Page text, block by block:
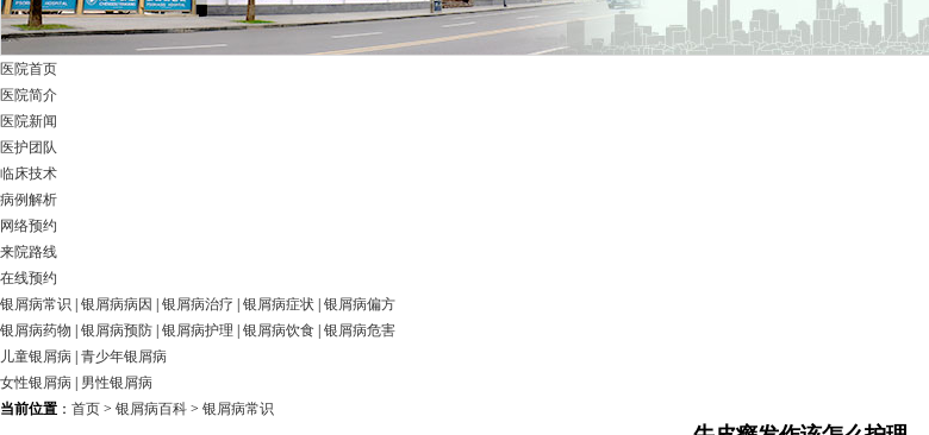
医院首页
医院简介
医院新闻
医护团队
临床技术
病例解析
网络预约
来院路线
在线预约
银屑病常识
银屑病病因 银屑病治疗 银屑病症状 银屑病偏方
银屑病药物
银屑病预防 银屑病护理 银屑病饮食 银屑病危害
儿童银屑病 青少年银屑病
女性银屑病
男性银屑病
当前位置 ： 首页 > 银屑病百科 > 银屑病常识